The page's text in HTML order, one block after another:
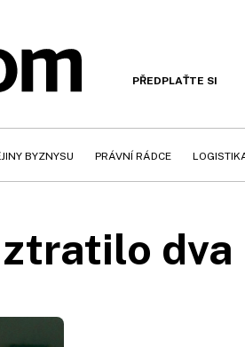
PŘEDPLAŤTE SI
BYZNYSU PRÁVNÍ RÁDCE